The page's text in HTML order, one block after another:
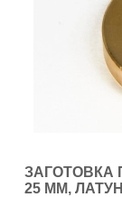
ЗАГОТОВКА
25 ММ,